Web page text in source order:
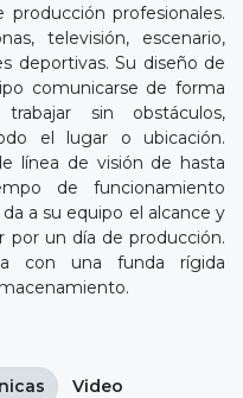
producción profesionales.
televisión, escenario,
deportivas. Su diseño de
comunicarse de forma
sin obstáculos,
el lugar o ubicación.
línea de visión de hasta
de funcionamiento
a su equipo el alcance y
por un día de producción.
con una funda rígida
Video